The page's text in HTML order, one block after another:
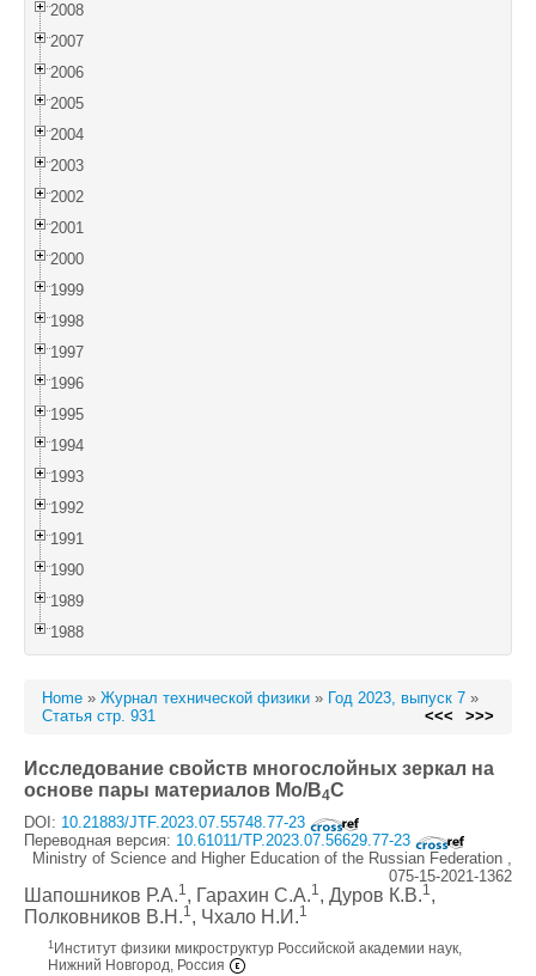
2008
2007
2006
2005
2004
2003
2002
2001
2000
1999
1998
1997
1996
1995
1994
1993
1992
1991
1990
1989
1988
Home » Журнал технической физики » Год 2023, выпуск 7 »
Статья стр. 931
<<< >>>
Исследование свойств многослойных зеркал на
основе пары материалов Mo/B4C
DOI: 10.21883/JTF.2023.07.55748.77-23
Переводная версия: 10.61011/TP.2023.07.56629.77-23
Ministry of Science and Higher Education of the Russian Federation ,
075-15-2021-1362
Шапошников Р.А.1, Гарахин С.А.1, Дуров К.В.1,
Полковников В.Н.1, Чхало Н.И.1
1 Институт физики микроструктур Российской академии наук,
Нижний Новгород, Россия